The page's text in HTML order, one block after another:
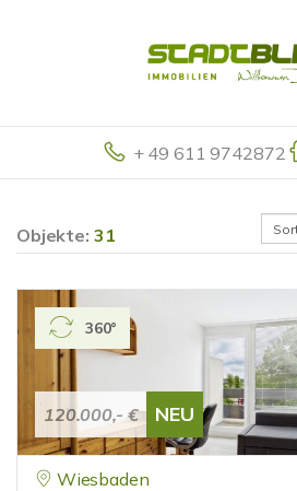
+ 49 611 9742872
Objekte: 31
120.000,- € NEU
360°
Wiesbaden